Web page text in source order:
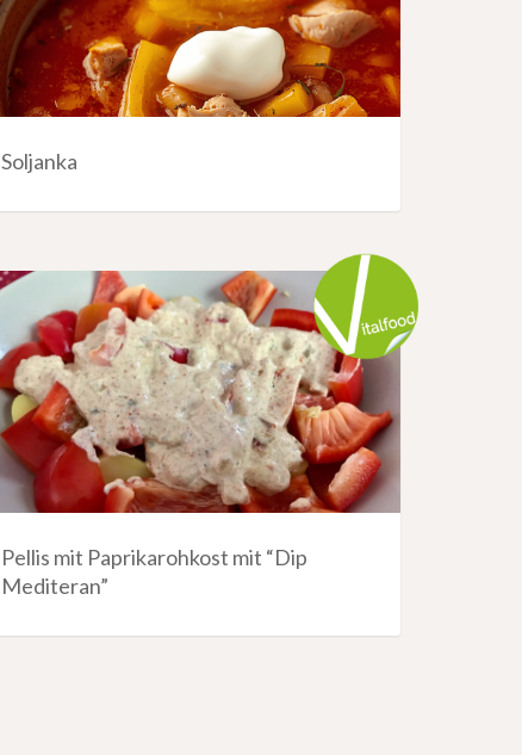
Soljanka
Pellis mit Paprikarohkost mit “Dip
Mediteran”